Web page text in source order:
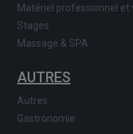
Matériel professionnel et
Stages
Massage & SPA
AUTRES
Autres
Gastronomie